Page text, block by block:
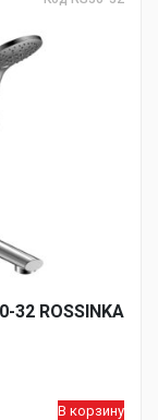
32 ROSSINKA
В корзину